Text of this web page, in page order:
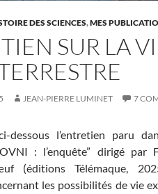
DES SCIENCES,MES
SUR LA
JEAN-PIERRE LUMINET 7
dessous l’entretien paru
: l’enquête” dirigé par
(éditions Télémaque,
les possibilités de vie